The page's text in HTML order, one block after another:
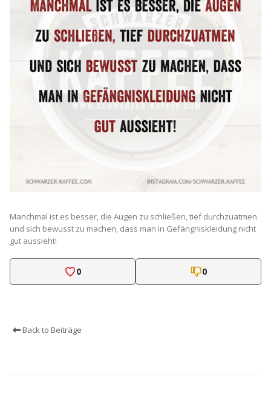
Manchmal ist es besser, die Augen zu schließen, tief durchzuatmen
und sich bewusst zu machen, dass man in Gefängniskleidung nicht
gut aussieht!
0 0
Back to Beiträge